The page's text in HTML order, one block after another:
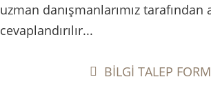
uzman danışmanlarımız tarafından
cevaplandırılır...
BİLGİ TALEP